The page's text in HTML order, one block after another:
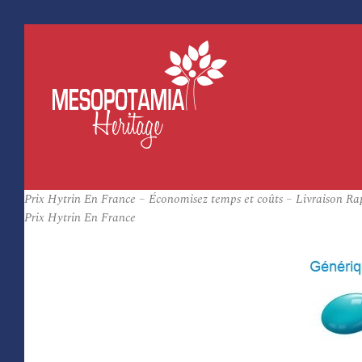
Prix Hytrin En France – Économisez temps et coûts – Livraison
Prix Hytrin En France